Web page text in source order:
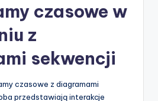
czasowe w
z
sekwencji
czasowe z diagramami
przedstawiają interakcje